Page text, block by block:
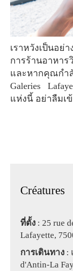
เราหวังเป็นอย่างยิ่งว่าบทความนี้จะช่วยให้คุณได้พบ
การร้านอาหาร
และหากคุณกำ
Galeries
แห่งนี้ อย่าลืมเ
Créatures
ที่ตั้ง : 25 rue
Lafayette,
การเดินทาง :
d'Antin-La